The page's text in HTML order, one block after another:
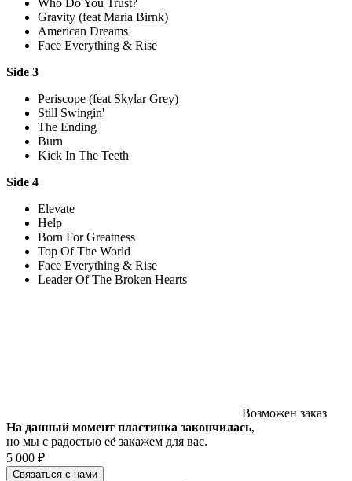
Gravity (feat Maria Birnk)
American Dreams
Face Everything & Rise
Side 3
Periscope (feat Skylar Grey)
Still Swingin'
The Ending
Burn
Kick In The Teeth
Side 4
Elevate
Help
Born For Greatness
Top Of The World
Face Everything & Rise
Leader Of The Broken Hearts
Возможен заказ
На данный момент пластинка закончилась,
но мы с радостью её закажем для вас.
5 000 ₽
Связаться с нами